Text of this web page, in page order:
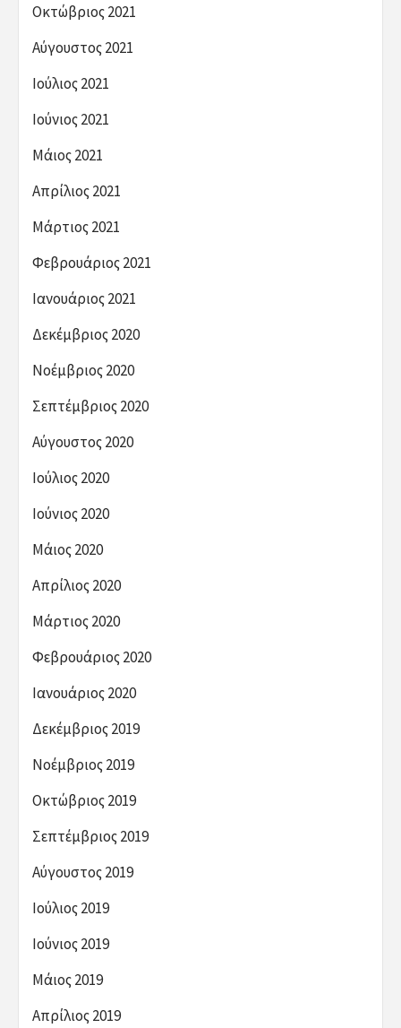
Οκτώβριος 2021
Αύγουστος 2021
Ιούλιος 2021
Ιούνιος 2021
Μάιος 2021
Απρίλιος 2021
Μάρτιος 2021
Φεβρουάριος 2021
Ιανουάριος 2021
Δεκέμβριος 2020
Νοέμβριος 2020
Σεπτέμβριος 2020
Αύγουστος 2020
Ιούλιος 2020
Ιούνιος 2020
Μάιος 2020
Απρίλιος 2020
Μάρτιος 2020
Φεβρουάριος 2020
Ιανουάριος 2020
Δεκέμβριος 2019
Νοέμβριος 2019
Οκτώβριος 2019
Σεπτέμβριος 2019
Αύγουστος 2019
Ιούλιος 2019
Ιούνιος 2019
Μάιος 2019
Απρίλιος 2019